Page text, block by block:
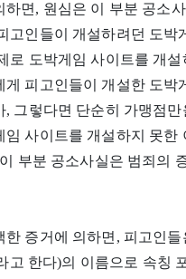
하면, 원심은 이 부분 공소
고인들이 개설하려던 도
로 도박게임 사이트를 개
게 피고인들이 개설한 도
, 그렇다면 단순히 가맹점
임 사이트를 개설하지 못
부분 공소사실은 범죄의
한 증거에 의하면, 피고인
고 한다)의 이름으로 속칭